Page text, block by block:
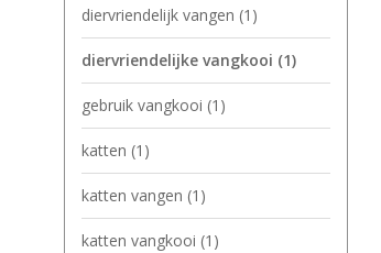
diervriendelijk vangen (1)
diervriendelijke vangkooi (1)
gebruik vangkooi (1)
katten (1)
katten vangen (1)
katten vangkooi (1)